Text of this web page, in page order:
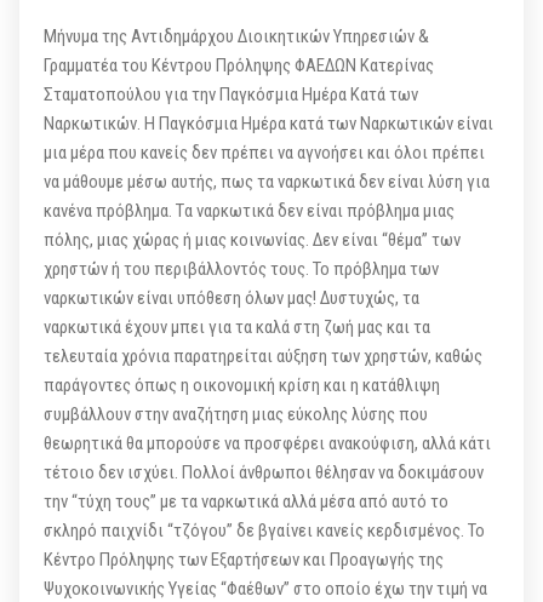
Μήνυμα της Αντιδημάρχου Διοικητικών Υπηρεσιών &
Γραμματέα του Κέντρου Πρόληψης ΦΑΕΔΩΝ Κατερίνας
Σταματοπούλου για την Παγκόσμια Ημέρα Κατά των
Ναρκωτικών. Η Παγκόσμια Ημέρα κατά των Ναρκωτικών είναι
μια μέρα που κανείς δεν πρέπει να αγνοήσει και όλοι πρέπει
να μάθουμε μέσω αυτής, πως τα ναρκωτικά δεν είναι λύση για
κανένα πρόβλημα. Tα ναρκωτικά δεν είναι πρόβλημα μιας
πόλης, μιας χώρας ή μιας κοινωνίας. Δεν είναι “θέμα” των
χρηστών ή του περιβάλλοντός τους. Το πρόβλημα των
ναρκωτικών είναι υπόθεση όλων μας! Δυστυχώς, τα
ναρκωτικά έχουν μπει για τα καλά στη ζωή μας και τα
τελευταία χρόνια παρατηρείται αύξηση των χρηστών, καθώς
παράγοντες όπως η οικονομική κρίση και η κατάθλιψη
συμβάλλουν στην αναζήτηση μιας εύκολης λύσης που
θεωρητικά θα μπορούσε να προσφέρει ανακούφιση, αλλά κάτι
τέτοιο δεν ισχύει. Πολλοί άνθρωποι θέλησαν να δοκιμάσουν
την “τύχη τους” με τα ναρκωτικά αλλά μέσα από αυτό το
σκληρό παιχνίδι “τζόγου” δε βγαίνει κανείς κερδισμένος. Το
Κέντρο Πρόληψης των Εξαρτήσεων και Προαγωγής της
Ψυχοκοινωνικής Υγείας “Φαέθων” στο οποίο έχω την τιμή να